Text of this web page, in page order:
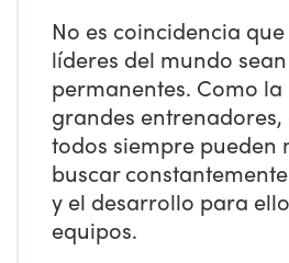
No es coincidencia
líderes del mundo
permanentes. Como
grandes
todos siempre pueden
buscar
y el desarrollo para
equipos.